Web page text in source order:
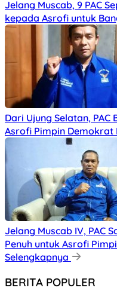
Jelang Muscab, 9 PAC
kepada Asrofi untuk
Dari Ujung Selatan,
Asrofi Pimpin Demokrat
Jelang Muscab IV, PAC
Penuh untuk Asrofi
Selengkapnya
BERITA POPULER